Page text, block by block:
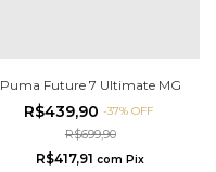
Puma Future 7 Ultimate MG
R$439,90 -37% OFF
R$699,90
R$417,91com Pix